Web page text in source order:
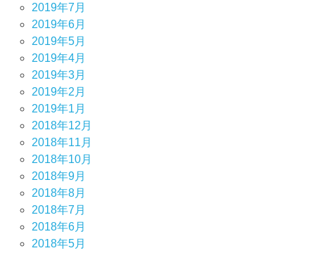
2019年7月
2019年6月
2019年5月
2019年4月
2019年3月
2019年2月
2019年1月
2018年12月
2018年11月
2018年10月
2018年9月
2018年8月
2018年7月
2018年6月
2018年5月